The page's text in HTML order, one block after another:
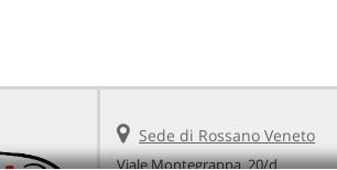
Sede di Rossano Veneto
Viale Montegrappa, 20/d